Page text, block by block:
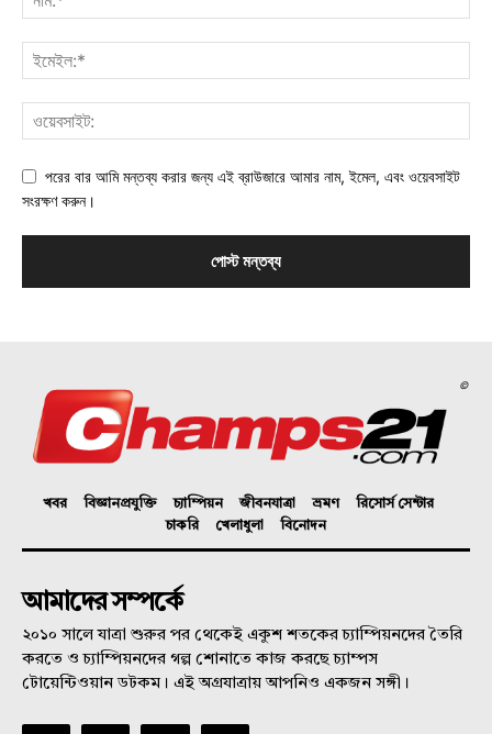
পরের বার আমি মন্তব্য করার জন্য এই ব্রাউজারে আমার নাম, ইমেল, এবং ওয়েবসাইট
সংরক্ষণ করুন।
©
খবর বিজ্ঞানপ্রযুক্তি চ্যাম্পিয়ন জীবনযাত্রা ভ্রমণ
রিসোর্স সেন্টার
চাকরি
খেলাধুলা বিনোদন
আমাদের সম্পর্কে
২০১০ সালে যাত্রা শুরুর পর থেকেই একুশ শতকের চ্যাম্পিয়নদের তৈরি
করতে ও চ্যাম্পিয়নদের গল্প শোনাতে কাজ করছে চ্যাম্পস
টোয়েন্টিওয়ান ডটকম। এই অগ্রযাত্রায় আপনিও একজন সঙ্গী।